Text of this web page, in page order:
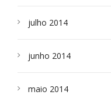
julho 2014
junho 2014
maio 2014